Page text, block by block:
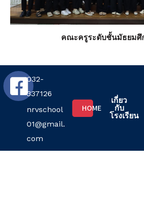
คณะครูระดับชั้นมัธยมศึ
032-
337126
nrvschool
01@gmail.
com
HOME
เกี่ยว
กับ
โรงเรียน